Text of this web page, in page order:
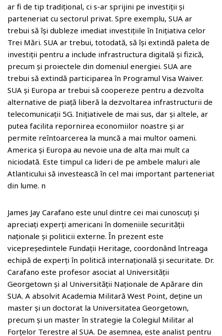
ar fi de tip tradițional, ci s-ar sprijini pe investiții și
parteneriat cu sectorul privat. Spre exemplu, SUA ar
trebui să își dubleze imediat investițiile în Inițiativa celor
Trei Mări. SUA ar trebui, totodată, să își extindă paleta de
investiții pentru a include infrastructura digitală și fizică,
precum și proiectele din domeniul energiei. SUA are
trebui să extindă participarea în Programul Visa Waiver.
SUA și Europa ar trebui să coopereze pentru a dezvolta
alternative de piață liberă la dezvoltarea infrastructurii de
telecomunicații 5G. Inițiativele de mai sus, dar și altele, ar
putea facilita repornirea economiilor noastre și ar
permite reîntoarcerea la muncă a mai multor oameni.
America și Europa au nevoie una de alta mai mult ca
niciodată. Este timpul ca lideri de pe ambele maluri ale
Atlanticului să investească în cel mai important parteneriat
din lume. n
James Jay Carafano este unul dintre cei mai cunoscuți și
apreciați experți americani în domeniile securității
naționale și politicii externe. În prezent este
vicepreședintele Fundații Heritage, coordonând întreaga
echipă de experți în politică internațională și securitate. Dr.
Carafano este profesor asociat al Universității
Georgetown și al Universității Naționale de Apărare din
SUA. A absolvit Academia Militară West Point, deține un
master și un doctorat la Universitatea Georgetown,
precum și un master în strategie la Colegiul Militar al
Forțelor Terestre al SUA. De asemnea, este analist pentru